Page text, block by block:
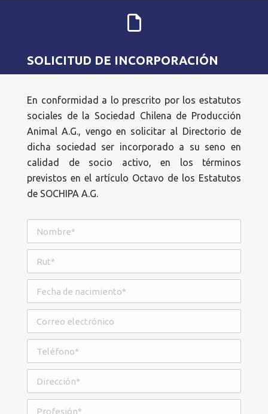
SOLICITUD DE INCORPORACIÓN
En conformidad a lo prescrito por los estatutos
sociales de la Sociedad Chilena de Producción
Animal A.G., vengo en solicitar al Directorio de
dicha sociedad ser incorporado a su seno en
calidad de socio activo, en los términos
previstos en el artículo Octavo de los Estatutos
de SOCHIPA A.G.